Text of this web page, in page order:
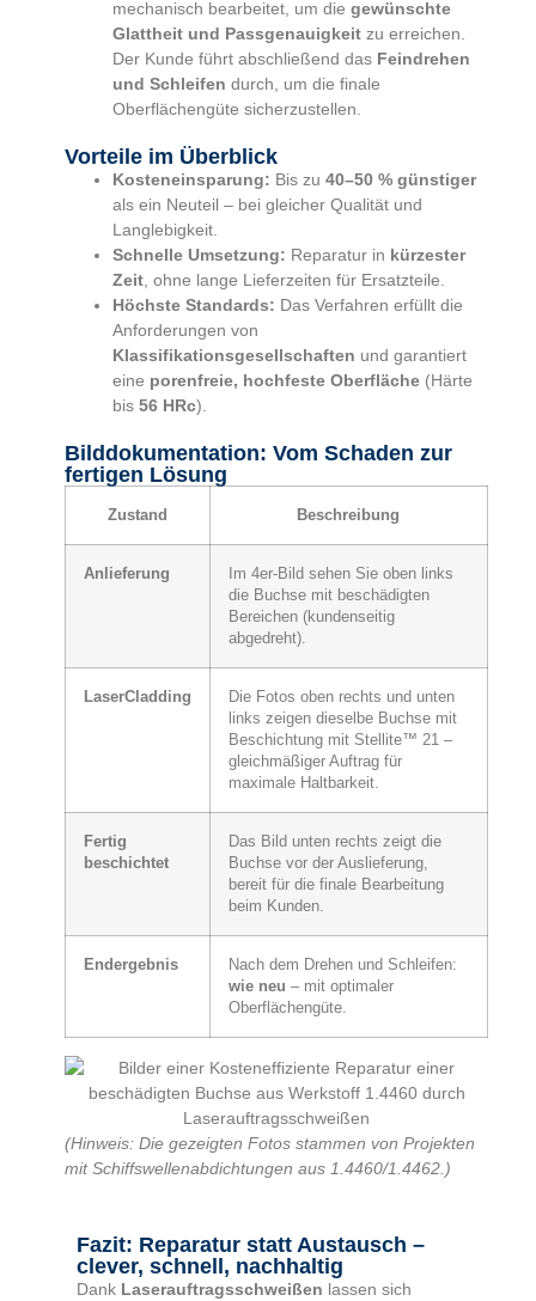
mechanisch bearbeitet, um die gewünschte
Glattheit und Passgenauigkeitzu erreichen.
Der Kunde führt abschließend das Feindrehen
und Schleifen durch, um die finale
Oberflächengüte sicherzustellen.
Vorteile im Überblick
Kosteneinsparung: Bis zu 40–50 % günstiger
als ein Neuteil – bei gleicher Qualität und
Langlebigkeit.
Schnelle Umsetzung: Reparatur in kürzester
Zeit, ohne lange Lieferzeiten für Ersatzteile.
Höchste Standards: Das Verfahren erfüllt die
Anforderungen von
Klassifikationsgesellschaften und garantiert
eine porenfreie, hochfeste Oberfläche(Härte
bis 56 HRc).
Bilddokumentation: Vom Schaden zur
fertigen Lösung
Zustand Beschreibung
Anlieferung
Im 4er-Bild sehen Sie oben links
die Buchse mit beschädigten
Bereichen (kundenseitig
abgedreht).
LaserCladding
Die Fotos oben rechts und unten
links zeigen dieselbe Buchse mit
Beschichtung mit Stellite™ 21 –
gleichmäßiger Auftrag für
maximale Haltbarkeit.
Fertig
beschichtet
Das Bild unten rechts zeigt die
Buchse vor der Auslieferung,
bereit für die finale Bearbeitung
beim Kunden.
Endergebnis
Nach dem Drehen und Schleifen:
wie neu – mit optimaler
Oberflächengüte.
(Hinweis: Die gezeigten Fotos stammen von Projekten
mit Schiffswellenabdichtungen aus 1.4460/1.4462.)
Fazit: Reparatur statt Austausch –
clever, schnell, nachhaltig
Dank Laserauftragsschweißen lassen sich